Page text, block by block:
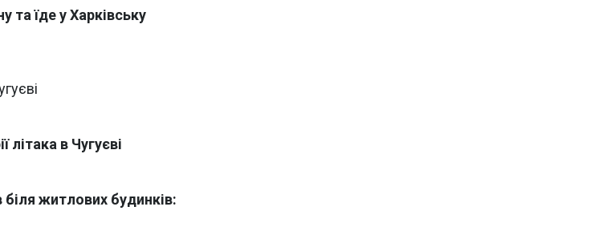
та їде у Харківську
в Чугуєві
біля житлових будинків: